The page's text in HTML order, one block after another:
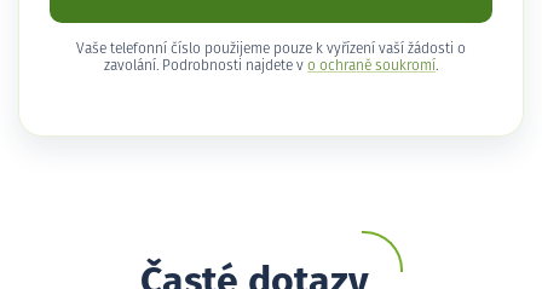
Vaše telefonní číslo použijeme pouze k vyřízení vaší žádosti o
zavolání. Podrobnosti najdete v o ochraně soukromí .